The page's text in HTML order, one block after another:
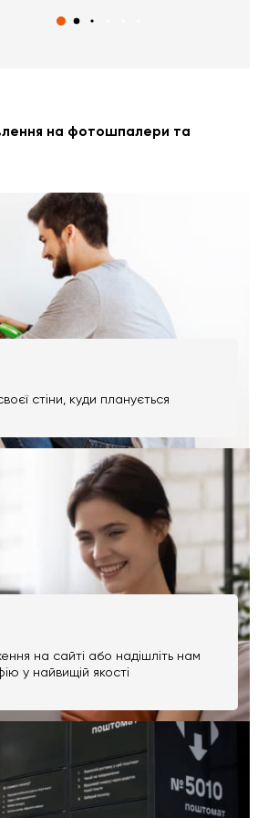
на фотошпалери та
стіни, куди планується
на сайті або надішліть нам
у найвищій якості